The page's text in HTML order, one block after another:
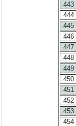
443
444
445
446
447
448
449
450
451
452
453
454